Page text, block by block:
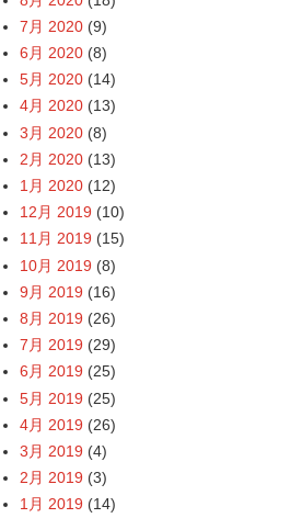
7月 2020 (9)
6月 2020 (8)
5月 2020 (14)
4月 2020 (13)
3月 2020 (8)
2月 2020 (13)
1月 2020 (12)
12月 2019 (10)
11月 2019 (15)
10月 2019 (8)
9月 2019 (16)
8月 2019 (26)
7月 2019 (29)
6月 2019 (25)
5月 2019 (25)
4月 2019 (26)
3月 2019 (4)
2月 2019 (3)
1月 2019 (14)